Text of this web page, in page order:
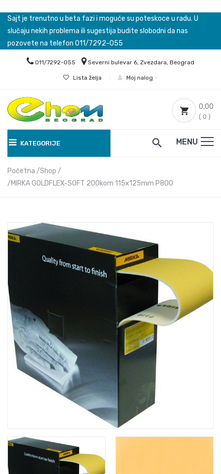
Sajt je trenutno u beta fazi i moguće su poteskoce u radu. U
slučaju nekih problema ili sugestija budite slobodni da nas
pozovete na telefon 011/7292-055
011/7292-055 Severni bulevar 6, Zvezdara, Beograd
Lista želja Moj nalog
0,00
( 0 )
KATEGORIJE MENU
Početna
Shop
MIRKA GOLDFLEX-SOFT 200kom 115x125mm P800